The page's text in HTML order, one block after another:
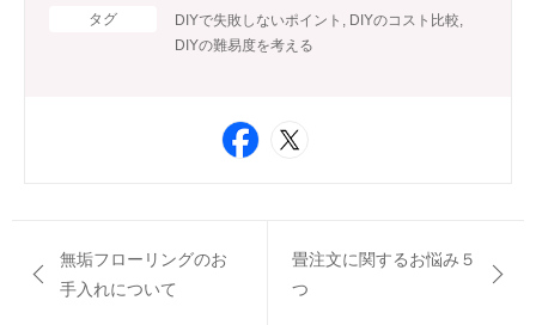
タグ DIYで失敗しないポイント , DIYのコスト比較,
DIYの難易度を考える
無垢フローリングのお
手入れについて
畳注文に関するお悩み５
つ